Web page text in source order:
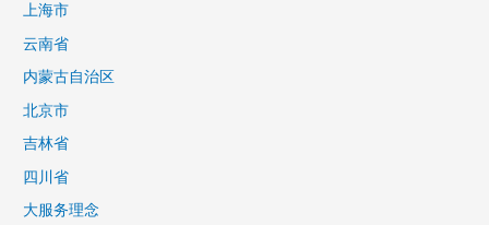
上海市
云南省
内蒙古自治区
北京市
吉林省
四川省
大服务理念